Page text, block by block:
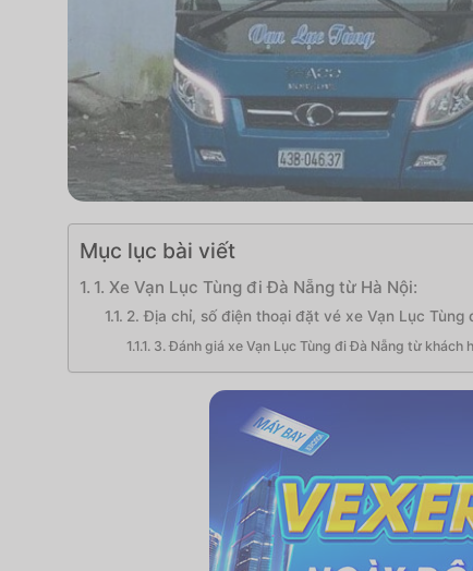
Mục lục bài viết
1. Xe Vạn Lục Tùng đi Đà Nẵng từ Hà Nội:
2. Địa chỉ, số điện thoại đặt vé xe Vạn Lục Tùng
3. Đánh giá xe Vạn Lục Tùng đi Đà Nẵng từ khách